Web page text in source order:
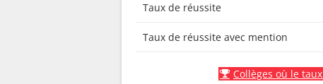
Taux de réussite
Taux de réussite avec mention
Collèges où le